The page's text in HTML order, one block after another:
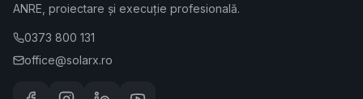
ANRE, proiectare și execuție profesională.
0373 800 131
office@solarx.ro